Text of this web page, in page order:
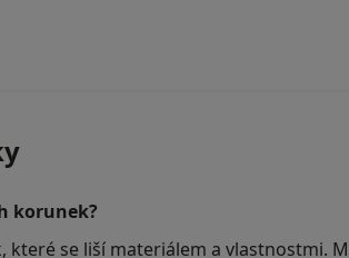
korunek?
které se liší materiálem a vlastnostmi.